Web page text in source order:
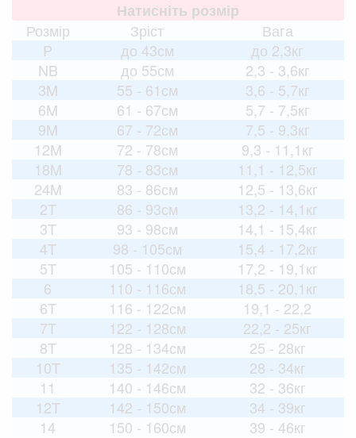
Натисніть розмір
Розмір
Зріст
Вага
P
до 43см
до 2,3кг
NB
до 55см
2,3 - 3,6кг
3M
55 - 61см
3,6 - 5,7кг
6M
61 - 67см
5,7 - 7,5кг
9M
67 - 72см
7,5 - 9,3кг
12M
72 - 78см
9,3 - 11,1кг
18M
78 - 83см
11,1 - 12,5кг
24M
83 - 86см
12,5 - 13,6кг
2T
86 - 93см
13,2 - 14,1кг
3T
93 - 98см
14,1 - 15,4кг
4T
98 - 105см
15,4 - 17,2кг
5T
105 - 110см
17,2 - 19,1кг
6
110 - 116см
18,5 - 20,1кг
6T
116 - 122см
19,1 - 22,2
7T
122 - 128см
22,2 - 25кг
8T
128 - 134см
25 - 28кг
10T
135 - 142см
28 - 34кг
11
140 - 146см
32 - 36кг
12T
142 - 150см
34 - 39кг
14
150 - 160см 39 - 46кг